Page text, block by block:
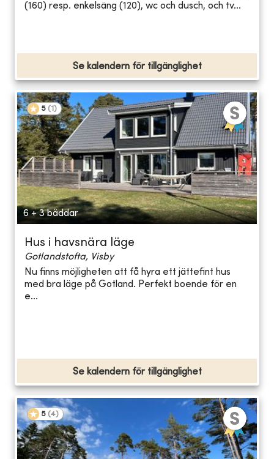
(160) resp. enkelsäng (120), wc och dusch, och tv...
Se kalendern för tillgänglighet
5 (1 )
6 + 3 bäddar
Hus i havsnära läge
Gotlandstofta, Visby
Nu finns möjligheten att få hyra ett jättefint hus
med bra läge på Gotland. Perfekt boende för en
e...
Se kalendern för tillgänglighet
5 (4)